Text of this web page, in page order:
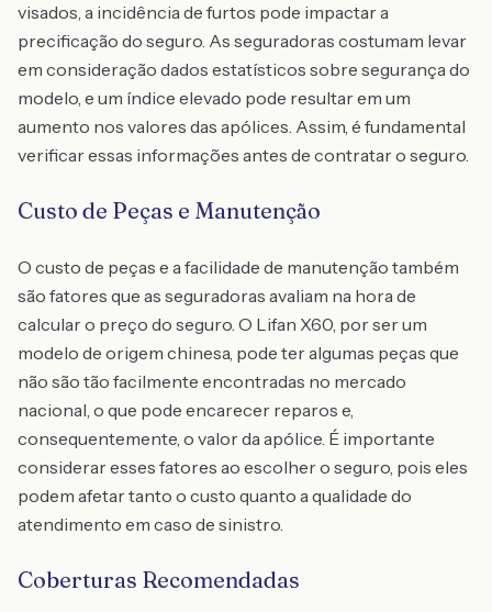
visados, a incidência de furtos pode impactar a
precificação do seguro. As seguradoras costumam levar
em consideração dados estatísticos sobre segurança do
modelo, e um índice elevado pode resultar em um
aumento nos valores das apólices. Assim, é fundamental
verificar essas informações antes de contratar o seguro.
Custo de Peças e Manutenção
O custo de peças e a facilidade de manutenção também
são fatores que as seguradoras avaliam na hora de
calcular o preço do seguro. O Lifan X60, por ser um
modelo de origem chinesa, pode ter algumas peças que
não são tão facilmente encontradas no mercado
nacional, o que pode encarecer reparos e,
consequentemente, o valor da apólice. É importante
considerar esses fatores ao escolher o seguro, pois eles
podem afetar tanto o custo quanto a qualidade do
atendimento em caso de sinistro.
Coberturas Recomendadas